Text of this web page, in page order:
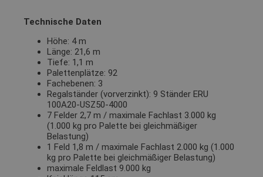
Technische Daten
Höhe: 4 m
Länge: 21,6 m
Tiefe: 1,1 m
Palettenplätze: 92
Fachebenen: 3
Regalständer (vorverzinkt): 9 Ständer ERU
100A20-USZ50-4000
7 Felder 2,7 m / maximale Fachlast 3.000 kg
(1.000 kg pro Palette bei gleichmäßiger
Belastung)
1 Feld 1,8 m / maximale Fachlast 2.000 kg (1.000
kg pro Palette bei gleichmäßiger Belastung)
maximale Feldlast 9.000 kg